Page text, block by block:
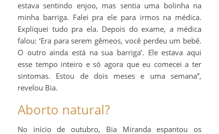
estava sentindo enjoo, mas sentia uma bolinha na
minha barriga. Falei pra ele para irmos na médica.
Expliquei tudo pra ela. Depois do exame, a médica
falou: ‘Era para serem gêmeos, você perdeu um bebê.
O outro ainda está na sua barriga’. Ele estava aqui
esse tempo inteiro e só agora que eu comecei a ter
sintomas. Estou de dois meses e uma semana”,
revelou Bia.
Aborto natural?
No início de outubro, Bia Miranda espantou os